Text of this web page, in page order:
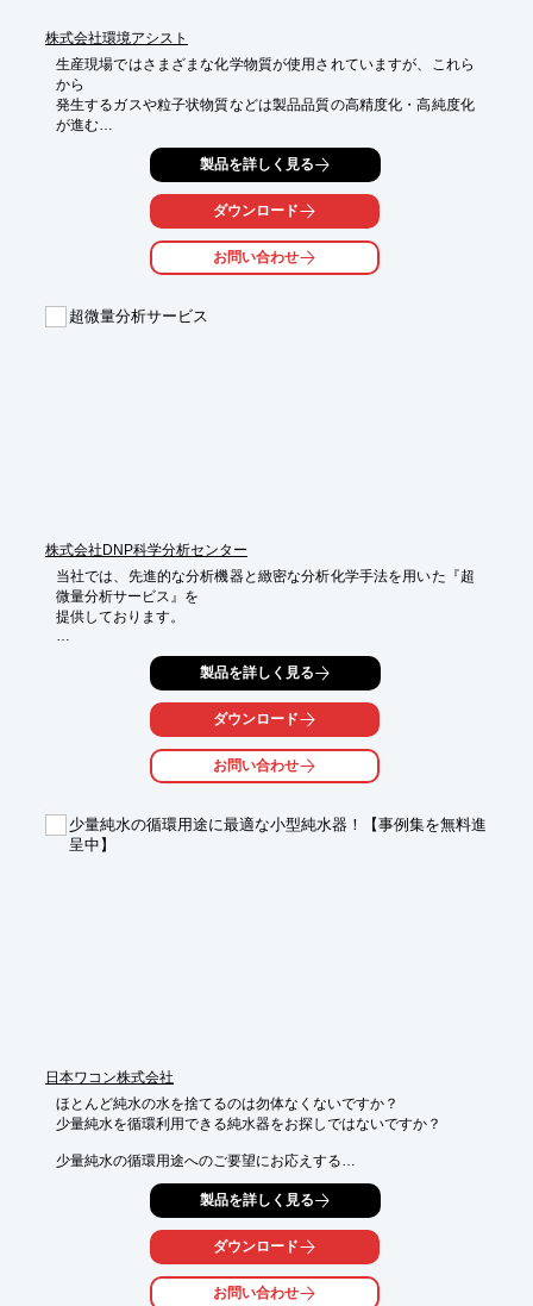
株式会社環境アシスト
生産現場ではさまざまな化学物質が使用されていますが、これら
から
発生するガスや粒子状物質などは製品品質の高精度化・高純度化
が進む
現在において汚染物質(コンタミ)として悪影響を及ぼすことがあ
当社では、これらのコンタミ物質の高感度分析を提供します。
有機ガスなど、ご要望に合わせたコンタミ物質の評価方法をご提
ご用命の際はお気軽にお問い合わせください。
【試験対象物質】
製品を詳しく見る
ダウンロード
お問い合わせ
超微量分析サービス
株式会社DNP科学分析センター
当社では、先進的な分析機器と緻密な分析化学手法を用いた『超
微量分析サービス』を
提供しております。
試料に含まれるきわめて微量の元素やイオンの種類・濃度を調
純度評価や超微量不純物の分析を実施します。
■シリコンウエハ表面の微量金属および陰イオンの分析
■高純度試薬中の微量金属の分析
■RoHS指令関連分析
■クリーンルーム中の金属元素および陰イオンの分析　など
製品を詳しく見る
ダウンロード
お問い合わせ
少量純水の循環用途に最適な小型純水器！【事例集を無料進
呈中】
日本ワコン株式会社
ほとんど純水の水を捨てるのは勿体なくないですか？
少量純水を循環利用できる純水器をお探しではないですか？
少量純水の循環用途へのご要望にお応えする
WACONの小型純水器『ワコンナーＦ』事例集を無料進呈致しま
※詳しくは見積依頼書をダウンロードしてお問い合わせ下さい。
価格、納期をご案内します。
製品を詳しく見る
ダウンロード
お問い合わせ